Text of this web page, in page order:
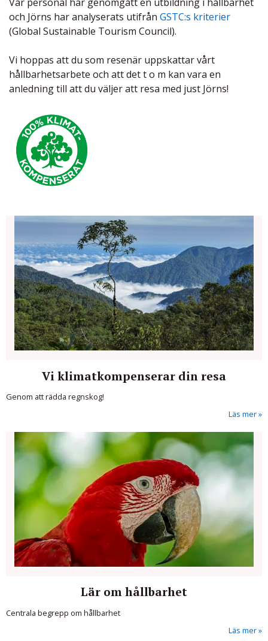
Vår personal har genomgått en utbildning i hållbarhet
och Jörns har analyserats utifrån GSTC:s kriterier
(Global Sustainable Tourism Council).
Vi hoppas att du som resenär uppskattar vårt
hållbarhetsarbete och att det t o m kan vara en
anledning till att du väljer att resa med just Jörns!
Vi klimatkompenserar din resa
Genom att rädda regnskog!
Läs mer
Lär om hållbarhet
Centrala begrepp om hållbarhet
Läs mer